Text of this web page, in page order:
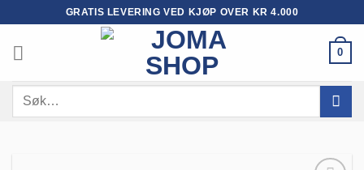
content
GRATIS LEVERING VED KJØP OVER KR 4.000
0
Søk